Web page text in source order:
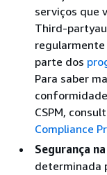
serviços que
Third-
regularmente
parte dos
Para saber
CSPM,
Compliance
Segurança
determinada